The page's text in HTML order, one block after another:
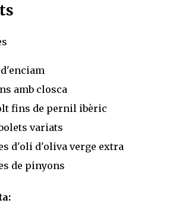
amb closca
fins de pernil ibèric
variats
d'oli d'oliva verge extra
de pinyons